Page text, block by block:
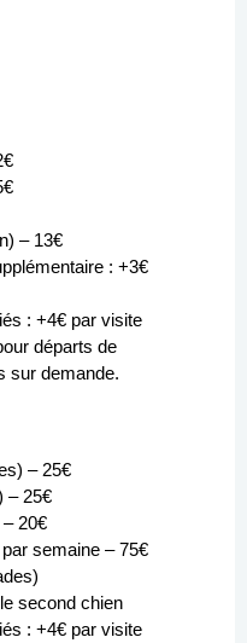
– 13€
: +3€
: +4€ par visite
départs de
sur demande.
– 25€
– 25€
20€
semaine – 75€
second chien
: +4€ par visite